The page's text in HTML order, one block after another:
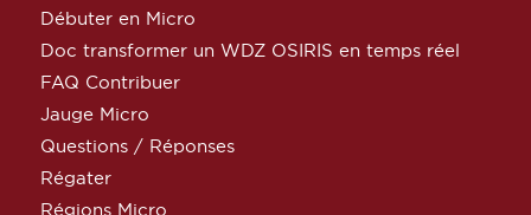
Débuter en Micro
Doc transformer un WDZ OSIRIS en temps réel
FAQ Contribuer
Jauge Micro
Questions / Réponses
Régater
Régions Micro